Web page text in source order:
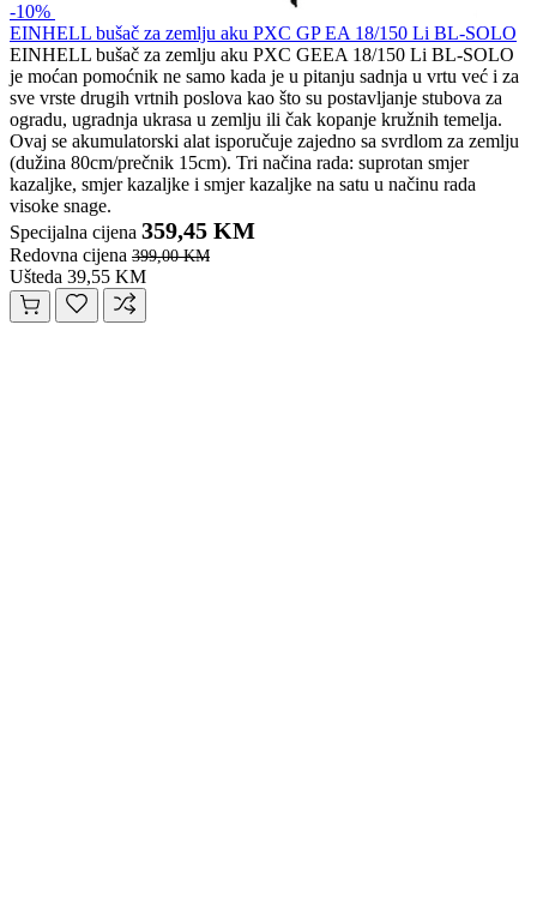
-10%
EINHELL bušač za zemlju aku PXC GP EA 18/150 Li BL-SOLO
EINHELL bušač za zemlju aku PXC GEEA 18/150 Li BL-SOLO
je moćan pomoćnik ne samo kada je u pitanju sadnja u vrtu već i za
sve vrste drugih vrtnih poslova kao što su postavljanje stubova za
ogradu, ugradnja ukrasa u zemlju ili čak kopanje kružnih temelja.
Ovaj se akumulatorski alat isporučuje zajedno sa svrdlom za zemlju
(dužina 80cm/prečnik 15cm). Tri načina rada: suprotan smjer
kazaljke, smjer kazaljke i smjer kazaljke na satu u načinu rada
visoke snage.
Specijalna cijena 359,45 KM
Redovna cijena 399,00 KM
Ušteda 39,55 KM